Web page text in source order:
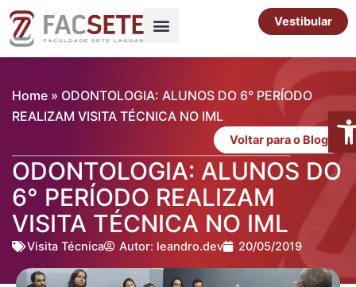
para
Vestibular
Home » ODONTOLOGIA: ALUNOS DO 6° PERÍODO
REALIZAM VISITA TÉCNICA NO IML
Voltar para o Blog
ODONTOLOGIA: ALUNOS DO
6° PERÍODO REALIZAM
VISITA TÉCNICA NO IML
Visita Técnica Autor: leandro.dev 20/05/2019